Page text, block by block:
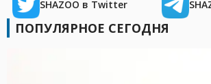
SHAZOO в Twitter
ПОПУЛЯРНОЕ СЕГОДНЯ